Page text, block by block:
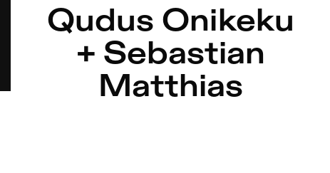
Qudus Onikeku
+ Sebastian
Matthias